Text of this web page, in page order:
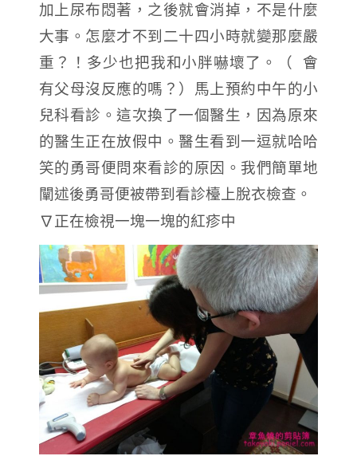
加上尿布悶著，之後就會消掉，不是什麼
大事。怎麼才不到二十四小時就變那麼嚴
重？！多少也把我和小胖嚇壞了。（ 會
有父母沒反應的嗎？）馬上預約中午的小
兒科看診。這次換了一個醫生，因為原來
的醫生正在放假中。醫生看到一逗就哈哈
笑的勇哥便問來看診的原因。我們簡單地
闡述後勇哥便被帶到看診檯上脫衣檢查。
∇正在檢視一塊一塊的紅疹中